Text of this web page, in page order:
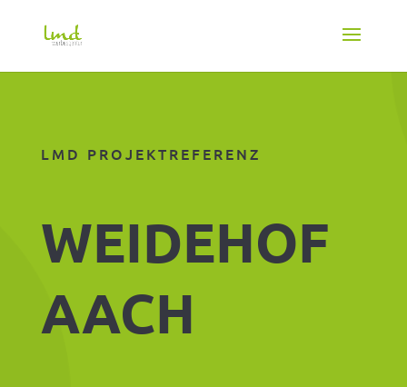
LMD PROJEKTREFERENZ
WEIDEHOF
AACH